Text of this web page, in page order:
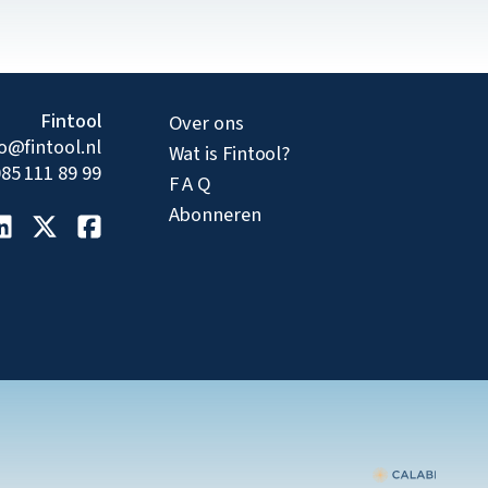
Fintool
111 89 99
Over ons
Wat is Fintool?
F A Q
Abonneren